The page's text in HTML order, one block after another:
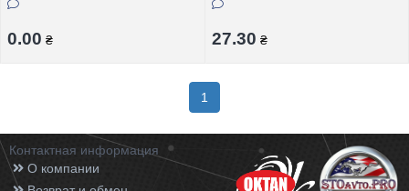
0.00 ₴ 27.30 ₴
1
Контактная информация
О компании